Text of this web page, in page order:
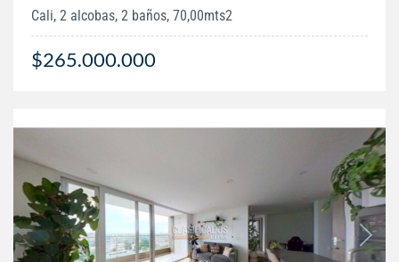
Cali, 2 alcobas, 2 baños, 70,00mts2
$265.000.000